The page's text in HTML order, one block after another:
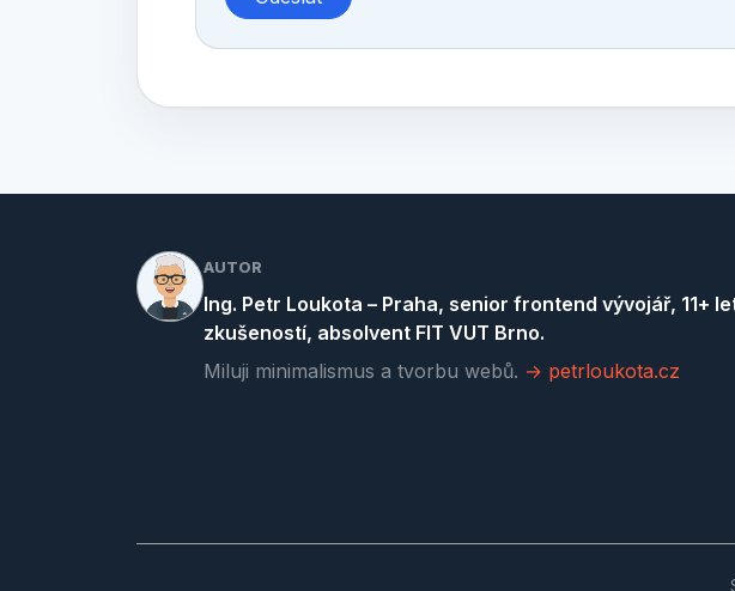
AUTOR
Ing. Petr Loukota – Praha, senior frontend vývojář, 11+
zkušeností, absolvent FIT VUT Brno.
Miluji minimalismus a tvorbu webů. → petrloukota.cz